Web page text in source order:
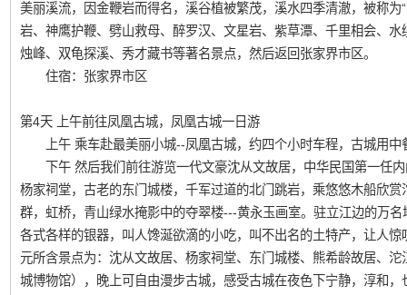
美丽溪流，因金鞭岩而得名，溪谷植被繁茂，溪水四季清澈，被称为
岩、神鹰护鞭、劈山救母、醉罗汉、文星岩、紫草潭、千里相会、
烛峰、双龟探溪、秀才藏书等著名景点，然后返回张家界市区。
住宿：张家界市区
第4天 上午前往凤凰古城，凤凰古城一日游
上午 乘车赴最美丽小城--凤凰古城，约四个小时车程，古城用中
下午 然后我们前往游览一代文豪沈从文故居，中华民国第一任内
杨家祠堂，古老的东门城楼，千军过道的北门跳岩，乘悠悠木船欣
群，虹桥，青山绿水掩影中的夺翠楼---黄永玉画室。驻立江边的万
各式各样的银器，叫人馋涎欲滴的小吃，叫不出名的土特产，让人
元所含景点为：沈从文故居、杨家祠堂、东门城楼、熊希龄故居、
城博物馆），晚上可自由漫步古城，感受古城在夜色下宁静，淳和